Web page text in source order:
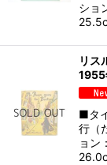
ショ
リス
1955
■タ
行（
ョン